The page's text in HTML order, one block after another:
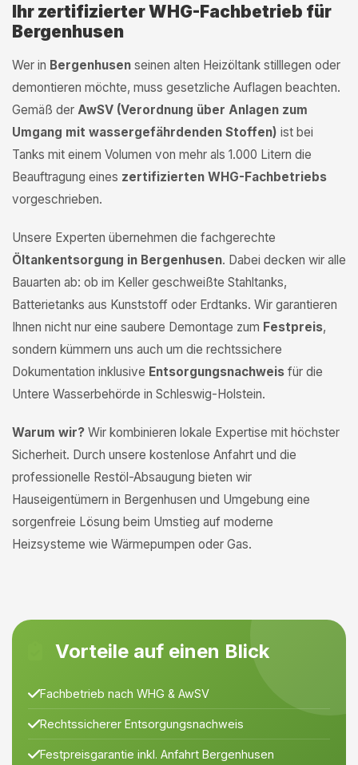
Ihr zertifizierter WHG-Fachbetrieb für
Bergenhusen
Wer in Bergenhusen seinen alten Heizöltank stilllegen oder
demontieren möchte, muss gesetzliche Auflagen beachten.
Gemäß der AwSV (Verordnung über Anlagen zum
Umgang mit wassergefährdenden Stoffen) ist bei
Tanks mit einem Volumen von mehr als 1.000 Litern die
Beauftragung eines zertifizierten WHG-Fachbetriebs
vorgeschrieben.
Unsere Experten übernehmen die fachgerechte
Öltankentsorgung in Bergenhusen. Dabei decken wir alle
Bauarten ab: ob im Keller geschweißte Stahltanks,
Batterietanks aus Kunststoff oder Erdtanks. Wir garantieren
Ihnen nicht nur eine saubere Demontage zum Festpreis,
sondern kümmern uns auch um die rechtssichere
Dokumentation inklusive Entsorgungsnachweis für die
Untere Wasserbehörde in Schleswig-Holstein.
Warum wir? Wir kombinieren lokale Expertise mit höchster
Sicherheit. Durch unsere kostenlose Anfahrt und die
professionelle Restöl-Absaugung bieten wir
Hauseigentümern in Bergenhusen und Umgebung eine
sorgenfreie Lösung beim Umstieg auf moderne
Heizsysteme wie Wärmepumpen oder Gas.
Vorteile auf einen Blick
Fachbetrieb nach WHG & AwSV
Rechtssicherer Entsorgungsnachweis
Festpreisgarantie inkl. Anfahrt Bergenhusen